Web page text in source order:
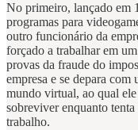
No primeiro, lançado em
programas para
outro funcionário da
forçado a trabalhar em
provas da fraude do
empresa e se depara
mundo virtual, ao qual
sobreviver enquanto
trabalho.